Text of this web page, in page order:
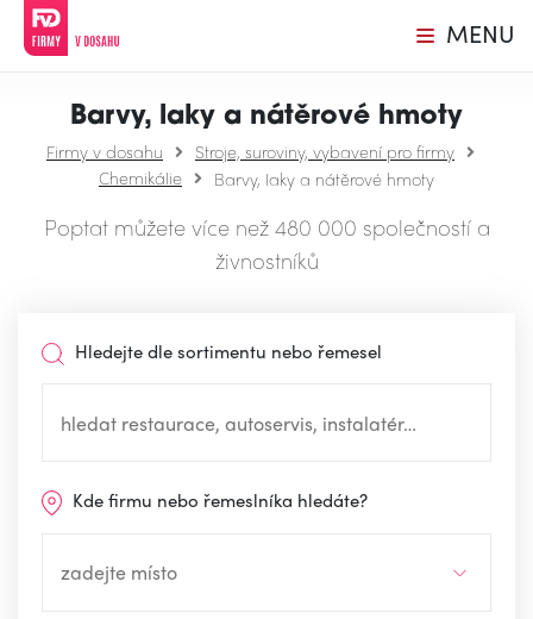
MENU
Barvy, laky a nátěrové hmoty
Firmy v dosahu
Stroje, suroviny, vybavení pro firmy
Chemikálie
Barvy, laky a nátěrové hmoty
Poptat můžete více než 480 000 společností a
živnostníků
Hledejte dle sortimentu nebo řemesel
Kde firmu nebo řemeslníka hledáte?